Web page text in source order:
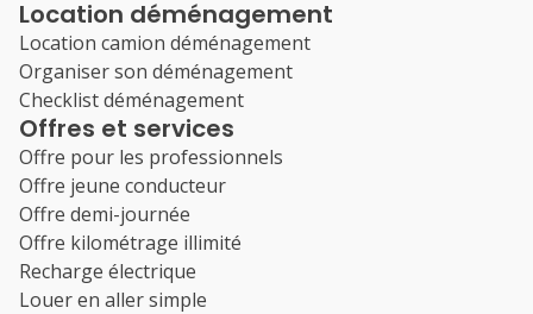
Location déménagement
Location camion déménagement
Organiser son déménagement
Checklist déménagement
Offres et services
Offre pour les professionnels
Offre jeune conducteur
Offre demi-journée
Offre kilométrage illimité
Recharge électrique
Louer en aller simple